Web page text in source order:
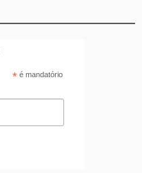
*é mandatório